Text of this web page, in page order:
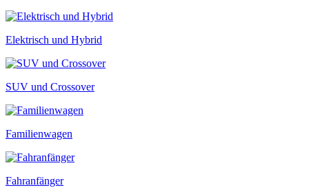
Elektrisch und Hybrid
SUV und Crossover
Familienwagen
Fahranfänger